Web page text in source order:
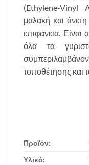
(Ethylene-
μαλακή και
επιφάνεια. Είναι
όλα τα
τοποθέτησης και
Προϊόν:
Υλικό: